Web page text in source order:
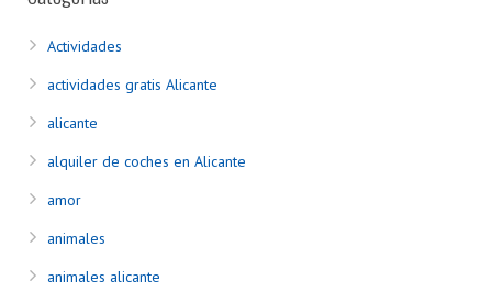
Actividades
actividades gratis Alicante
alicante
alquiler de coches en Alicante
amor
animales
animales alicante